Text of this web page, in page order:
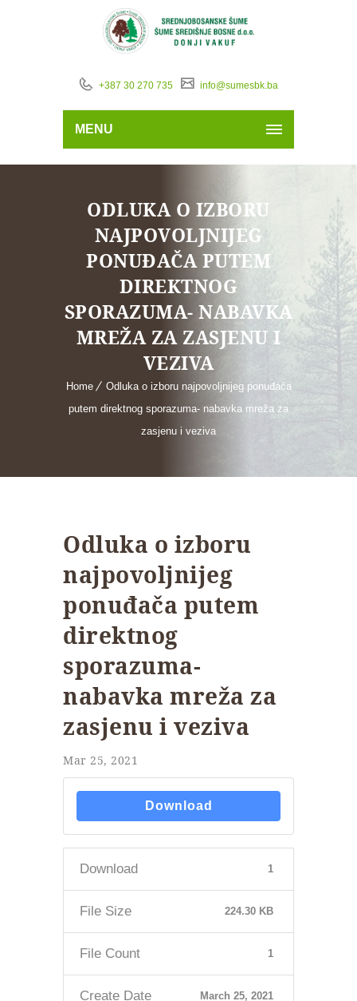
+387 30 270 735 info@sumesbk.ba
MENU
ODLUKA O IZBORU
NAJPOVOLJNIJEG
PONUĐAČA PUTEM
DIREKTNOG
SPORAZUMA- NABAVKA
MREŽA ZA ZASJENU I
VEZIVA
Home
Odluka o izboru najpovoljnijeg ponuđača
putem direktnog sporazuma- nabavka mreža za
zasjenu i veziva
Odluka o izboru
najpovoljnijeg
ponuđača putem
direktnog
sporazuma-
nabavka mreža za
zasjenu i veziva
Mar 25, 2021
Download
Download 1
File Size 224.30 KB
File Count 1
Create Date March 25, 2021